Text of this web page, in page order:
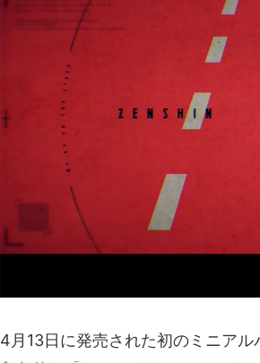
4月13日に発売された初のミニア